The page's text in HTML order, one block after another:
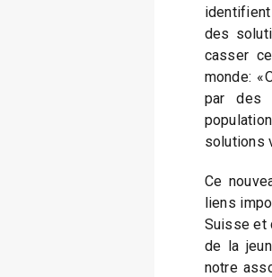
des
casser
monde:
par des
solutions
Ce
liens
Suisse et
de la
notre